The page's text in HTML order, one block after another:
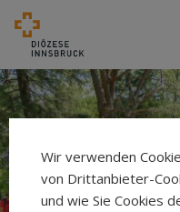
Wir verwenden
von Drittanbieter-
und wie Sie Cookies